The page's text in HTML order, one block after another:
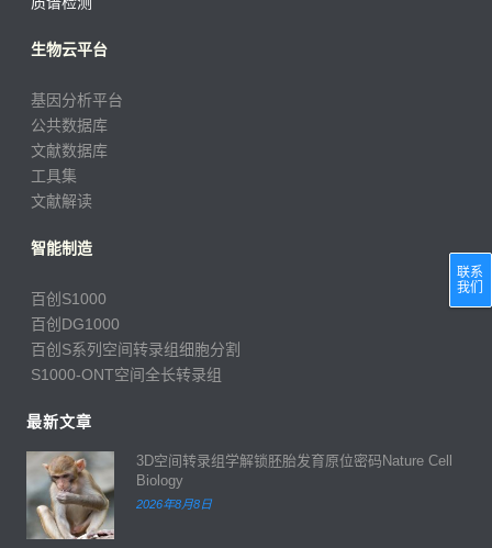
生物云平台
基因分析平台
公共数据库
文献数据库
工具集
文献解读
智能制造
百创S1000
百创DG1000
百创S系列空间转录组细胞分割
S1000-ONT空间全长转录组
最新文章
3D空间转录组学解锁胚胎发育原位密码Nature Cell
Biology
2026年8月8日
联系
我们